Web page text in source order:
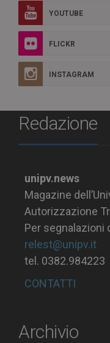
YOUTUBE
FLICKR
INSTAGRAM
Redazione
unipv.news
Magazine
Autorizzazione
Per segnalazioni
relest@unipv.it
tel. 0382.984223
CONTATTI
Archivio